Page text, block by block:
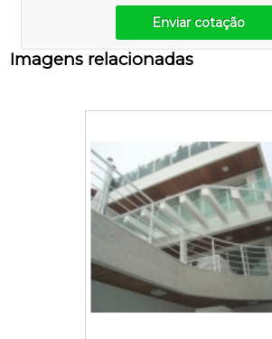
Enviar cotação
Imagens relacionadas